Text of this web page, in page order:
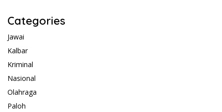
Categories
Jawai
Kalbar
Kriminal
Nasional
Olahraga
Paloh